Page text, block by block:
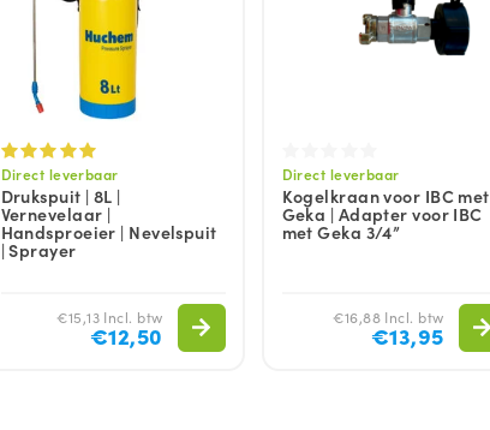
Direct leverbaar
Drukspuit | 8L |
Vernevelaar |
Handsproeier | Nevelspuit
| Sprayer
€15,13 Incl. btw
€12,50
Direct leverbaar
Kogelkraan voor IBC met
Geka | Adapter voor IBC
met Geka 3/4”
€16,88 Incl. btw
€13,95